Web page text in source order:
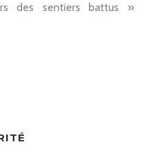
des sentiers battus »